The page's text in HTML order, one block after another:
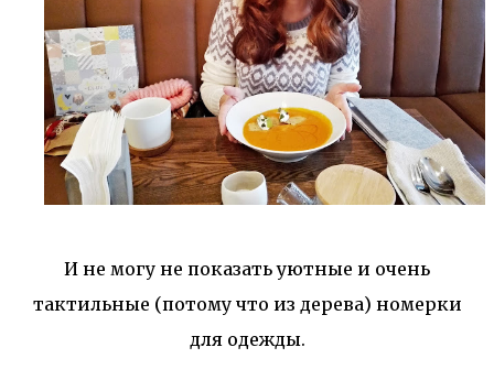
И не могу не показать уютные и очень
тактильные (потому что из дерева) номерки
для одежды.